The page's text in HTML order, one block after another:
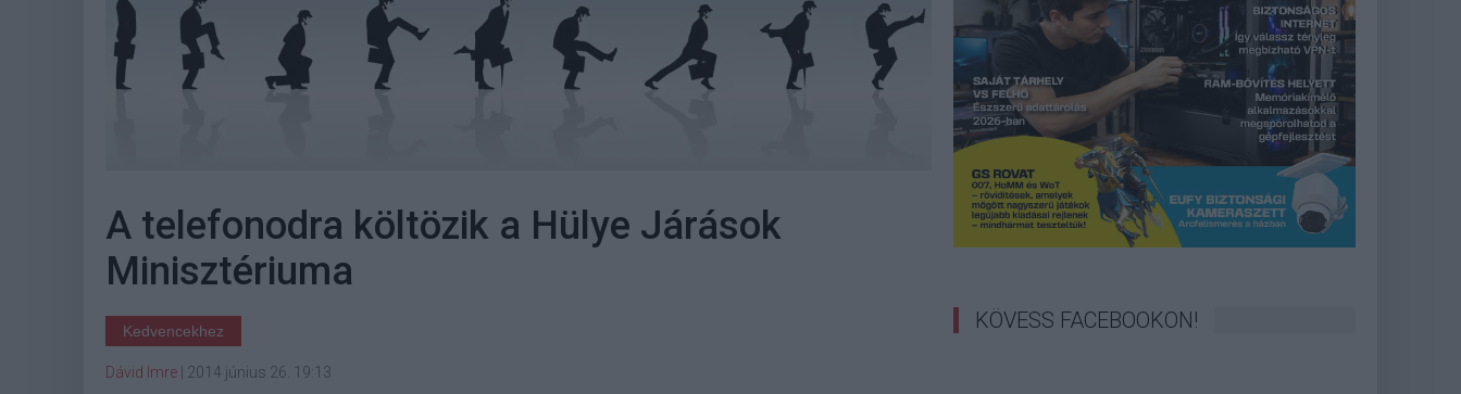
A telefonodra költözik a Hülye Járások
Minisztériuma
Kedvencekhez
Dávid Imre 2014 június 26. 19:13
KÖVESS FACEBOOKON!